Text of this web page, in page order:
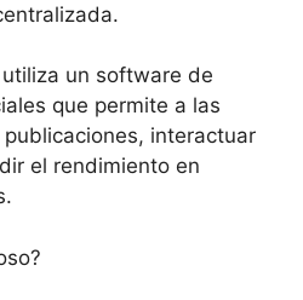
un software de
que permite a las
interactuar
el rendimiento en